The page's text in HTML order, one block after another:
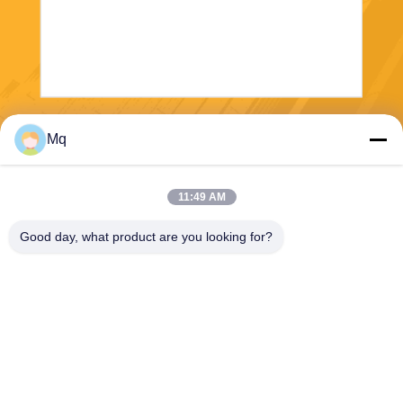
Mq
11:49 AM
Good day, what product are you looking for?